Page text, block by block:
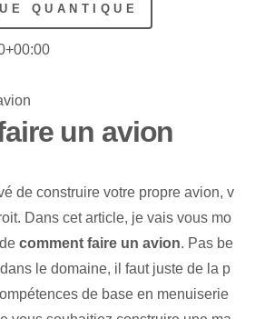
QUANTIQUE
un avion
de construire votre propre avion, v
Dans cet article, je vais vous mo
comment faire un avion. Pas be
le domaine, il faut juste de la p
de base en menuiserie